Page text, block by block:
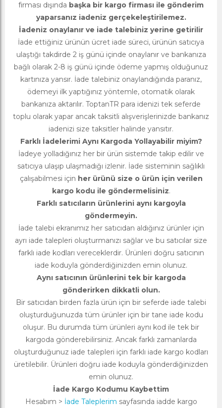
firması dışında başka bir kargo firması ile gönderim
yaparsanız iadeniz gerçekeleştirilemez.
İadeniz onaylanır ve iade talebiniz yerine getirilir
İade ettiğiniz ürünün ücret iade süreci, ürünün satıcıya
ulaştığı takdirde 2 iş günü içinde onaylanır ve bankanıza
bağlı olarak 2-8 iş günü içinde ödeme yapmış olduğunuz
kartınıza yansır. İade talebiniz onaylandığında paranız,
ödemeyi ilk yaptığınız yöntemle, otomatik olarak
bankanıza aktarılır. ToptanTR para idenizi tek seferde
toplu olarak yapar ancak taksitli alışverişlerinizde bankanız
iadenizi size taksitler halinde yansıtır.
Farklı İadelerimi Aynı Kargoda Yollayabilir miyim?
İadeye yolladığınız her bir ürün sistemde takip edilir ve
satıcıya ulaşıp ulaşmadığı izlenir. İade sisteminin sağlıklı
çalışabilmesi için her ürünü size o ürün için verilen
kargo kodu ile göndermelisiniz.
Farklı satıcıların ürünlerini aynı kargoyla
göndermeyin.
İade talebi ekranımız her satıcıdan aldığınız ürünler için
ayrı iade talepleri oluşturmanızı sağlar ve bu satıcılar size
farklı iade kodları vereceklerdir. Ürünleri doğru satıcının
iade koduyla gönderdiğinizden emin olunuz.
Aynı satıcının ürünlerini tek bir kargoda
gönderirken dikkatli olun.
Bir satıcıdan birden fazla ürün için bir seferde iade talebi
oluşturduğunuzda tüm ürünler için bir tane iade kodu
oluşur. Bu durumda tüm ürünleri aynı kod ile tek bir
kargoda gönderebilirsiniz. Ancak farklı zamanlarda
oluşturduğunuz iade talepleri için farklı iade kargo kodları
üretilebilir. Ürünleri doğru iade koduyla gönderdiğinizden
emin olunuz.
İade Kargo Kodumu Kaybettim
Hesabım > İade Taleplerim sayfasında iadde kargo